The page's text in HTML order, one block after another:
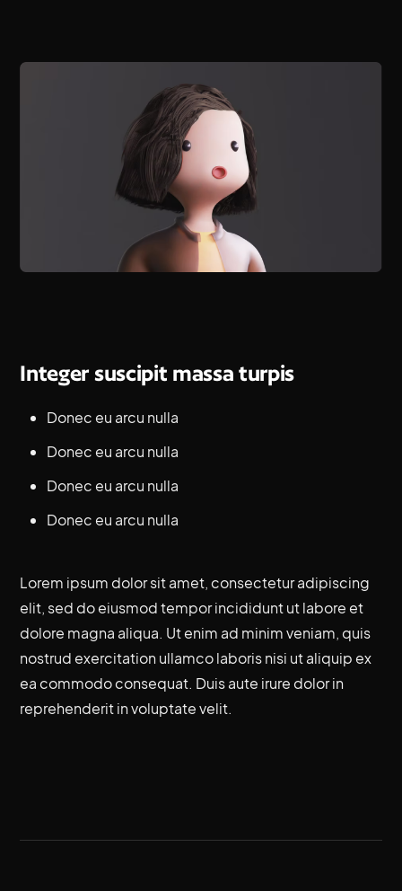
Integer suscipit massa turpis
Donec eu arcu nulla
Donec eu arcu nulla
Donec eu arcu nulla
Donec eu arcu nulla
Lorem ipsum dolor sit amet, consectetur adipiscing
elit, sed do eiusmod tempor incididunt ut labore et
dolore magna aliqua. Ut enim ad minim veniam, quis
nostrud exercitation ullamco laboris nisi ut aliquip ex
ea commodo consequat. Duis aute irure dolor in
reprehenderit in voluptate velit.